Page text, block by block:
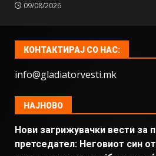
09/08/2026
КОНТАКТИРАЈ СО НАС:
info@gladiatorvesti.mk
НАЈНОВО
Нови загрижувачки вести за
претседател: Неговиот син